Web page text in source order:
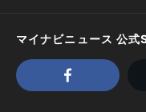
マイナビニュース 公式